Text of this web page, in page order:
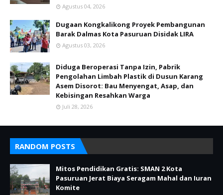
Agustus 04, 2026
Dugaan Kongkalikong Proyek Pembangunan
Barak Dalmas Kota Pasuruan Disidak LIRA
Agustus 03, 2026
Diduga Beroperasi Tanpa Izin, Pabrik
Pengolahan Limbah Plastik di Dusun Karang
Asem Disorot: Bau Menyengat, Asap, dan
Kebisingan Resahkan Warga
Juli 28, 2026
RANDOM POSTS
Mitos Pendidikan Gratis: SMAN 2 Kota
Pasuruan Jerat Biaya Seragam Mahal dan Iuran
Komite